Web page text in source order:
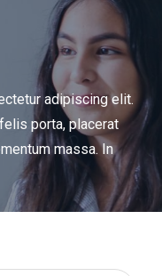
adipiscing elit.
porta, placerat
massa. In